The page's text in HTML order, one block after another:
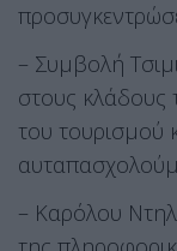
– Συμβολή
στους κλάδους
του τουρισμού
– Καρόλου